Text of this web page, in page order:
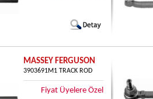
MASSEY FERGUSON
3903691M1 TRACK ROD
Fiyat Üyelere Özel